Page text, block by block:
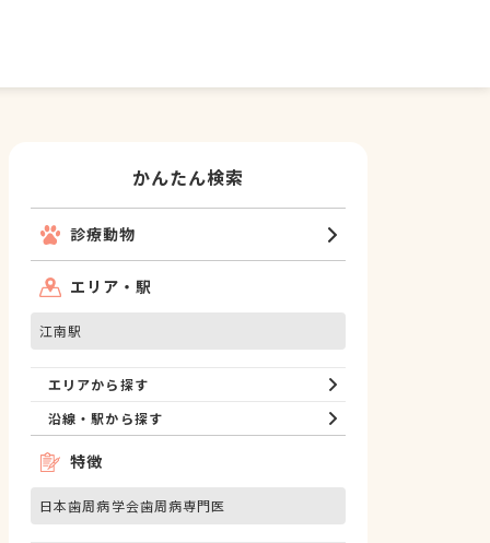
かんたん検索
診療動物
エリア・駅
江南駅
エリアから探す
沿線・駅から探す
特徴
日本歯周病学会歯周病専門医